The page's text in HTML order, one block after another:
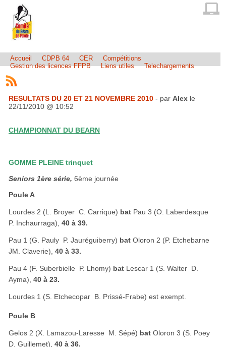
Accueil CDPB 64 CER
Compétitions
Gestion des licences FFPB
Liens utiles Telechargements
RESULTATS DU 20 ET 21 NOVEMBRE 2010 - parAlex le
22/11/2010 @ 10:52
CHAMPIONNAT DU BEARN
GOMME PLEINE trinquet
Seniors 1ère série, 6ème journée
Poule A
Lourdes 2 (L. Broyer  C. Carrique) bat Pau 3 (O. Laberdesque 
P. Inchaurraga),40 à 39.
Pau 1 (G. Pauly  P. Jauréguiberry) batOloron 2 (P. Etchebarne 
JM. Claverie),40 à 33.
Pau 4 (F. Suberbielle  P. Lhomy) bat Lescar 1 (S. Walter  D.
Ayma),40 à 23.
Lourdes 1 (S. Etchecopar  B. Prissé-Frabe) est exempt.
Poule B
Gelos 2 (X. Lamazou-Laresse  M. Sépé) batOloron 3 (S. Poey 
D. Guillemet),40 à 36.